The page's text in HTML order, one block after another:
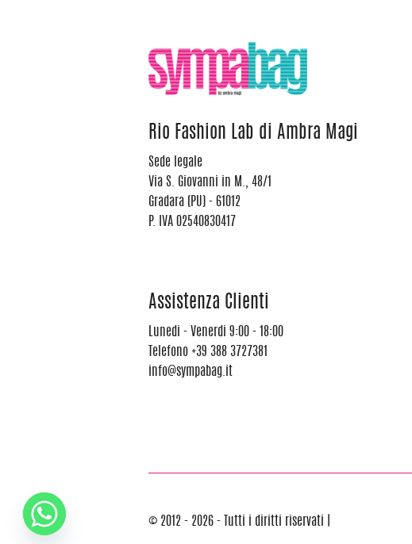
Rio Fashion Lab di Ambra Magi
Sede legale
Via S. Giovanni in M., 48/1
Gradara (PU) - 61012
P. IVA 02540830417
Assistenza Clienti
Lunedi - Venerdi 9:00 - 18:00
Telefono +39 388 3727381
info@sympabag.it
© 2012 - 2026 - Tutti i diritti riservati |